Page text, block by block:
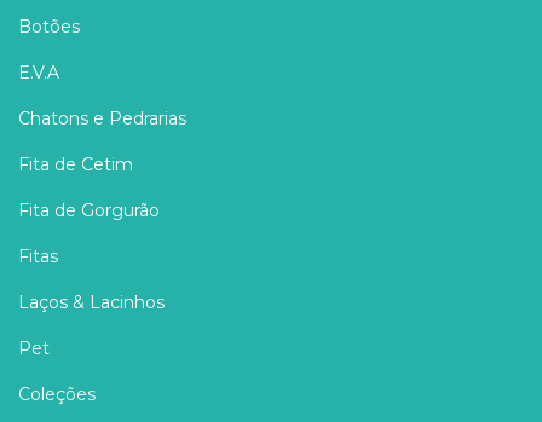
Botões
E.V.A
Chatons e Pedrarias
Fita de Cetim
Fita de Gorgurão
Fitas
Laços & Lacinhos
Pet
Coleções